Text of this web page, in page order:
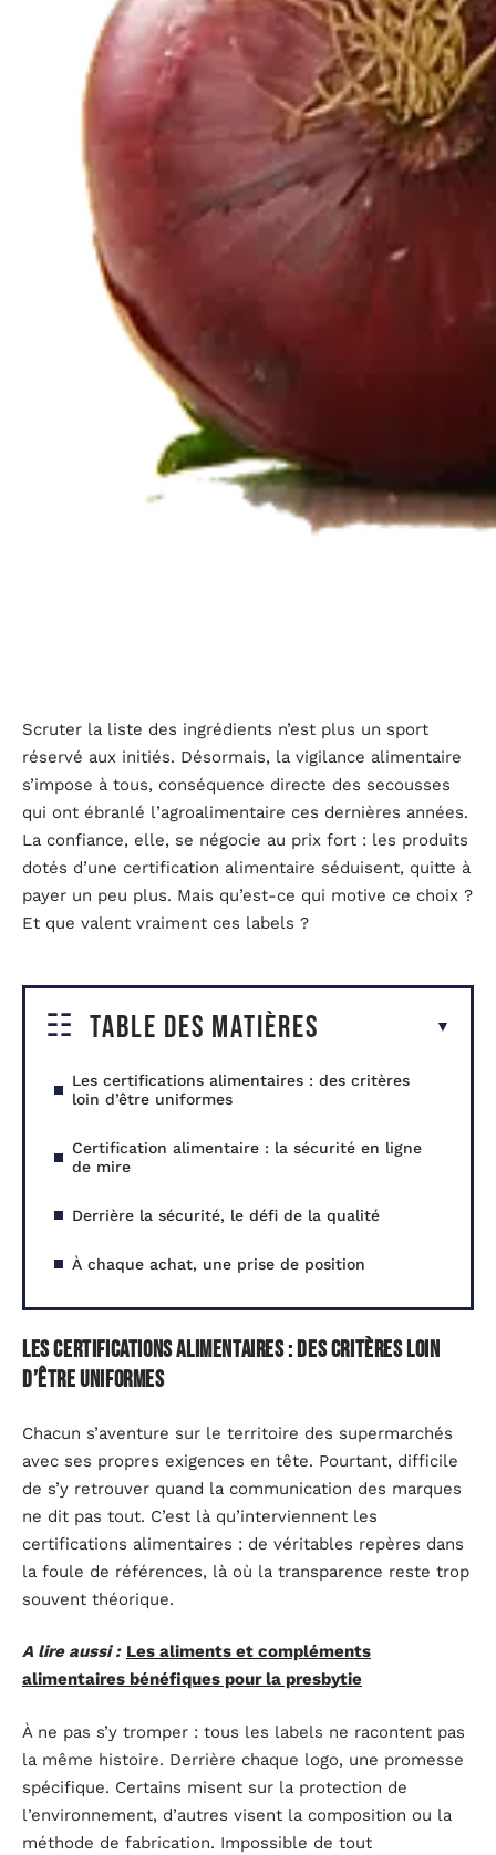
Scruter la liste des ingrédients n’est plus un sport
réservé aux initiés. Désormais, la vigilance alimentaire
s’impose à tous, conséquence directe des secousses
qui ont ébranlé l’agroalimentaire ces dernières années.
La confiance, elle, se négocie au prix fort : les produits
dotés d’une certification alimentaire séduisent, quitte à
payer un peu plus. Mais qu’est-ce qui motive ce choix ?
Et que valent vraiment ces labels ?
Table des matières
Les certifications alimentaires : des critères
loin d’être uniformes
Certification alimentaire : la sécurité en ligne
de mire
Derrière la sécurité, le défi de la qualité
À chaque achat, une prise de position
Les certifications alimentaires : des critères loin
d’être uniformes
Chacun s’aventure sur le territoire des supermarchés
avec ses propres exigences en tête. Pourtant, difficile
de s’y retrouver quand la communication des marques
ne dit pas tout. C’est là qu’interviennent les
certifications alimentaires : de véritables repères dans
la foule de références, là où la transparence reste trop
souvent théorique.
A lire aussi : Les aliments et compléments
alimentaires bénéfiques pour la presbytie
À ne pas s’y tromper : tous les labels ne racontent pas
la même histoire. Derrière chaque logo, une promesse
spécifique. Certains misent sur la protection de
l’environnement, d’autres visent la composition ou la
méthode de fabrication. Impossible de tout